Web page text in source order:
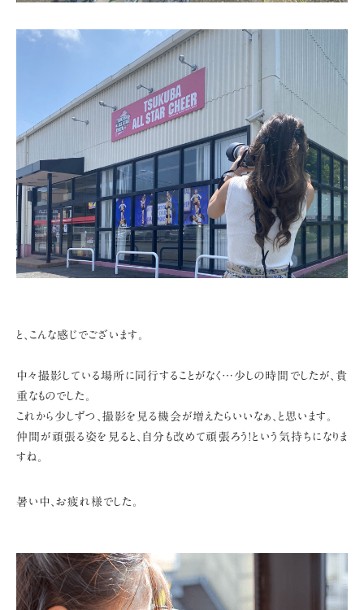
と、こんな感じでございます。
中々撮影している場所に同行することがなく… 少しの時間でしたが、貴
重なものでした。
これから少しずつ、撮影を見る機会が増えたらいいなぁ、と思います。
仲間が頑張る姿を見ると、自分も改めて頑張ろう!という気持ちになりま
すね。
暑い中、お疲れ様でした。